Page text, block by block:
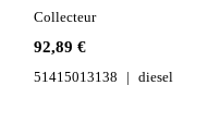
92,89 €
Collecteur
51415013138 diesel